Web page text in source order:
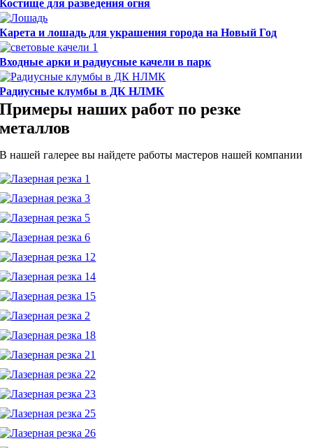
Костище для разведения огня
Карета и лошадь для украшения города на Новый Год
Входные арки и радиусные качели в парк
Радиусные клумбы в ДК НЛМК
Примеры наших работ по резке
металлов
В нашей галерее вы найдете работы мастеров нашей компании